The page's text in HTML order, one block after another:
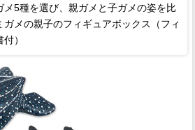
メ5種を選び、親ガメと子ガメの姿を比
メの親子のフィギュアボックス（フィ
）